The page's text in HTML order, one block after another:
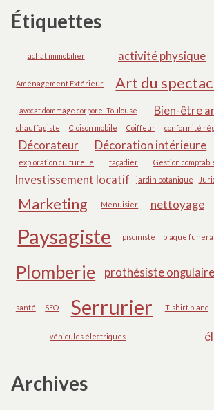
Étiquettes
achat immobilier activité physique
Aménagement Extérieur Art du
avocat dommage corporel Toulouse Bien-être
chauffagiste
Cloison mobile Coiffeur conformité
Décorateur Décoration intérieure
exploration culturelle
façadier Gestion
Investissement locatif jardin botanique
Marketing Menuisier nettoyage
Paysagiste pisciniste plaque
Plomberie prothésiste ongulaire
santé SEO Serrurier T-shirt blanc
véhicules électriques
Archives